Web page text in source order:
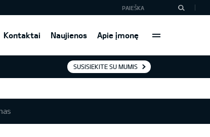
Kontaktai Naujienos Apie įmonę
SUSISIEKITE SU MUMIS